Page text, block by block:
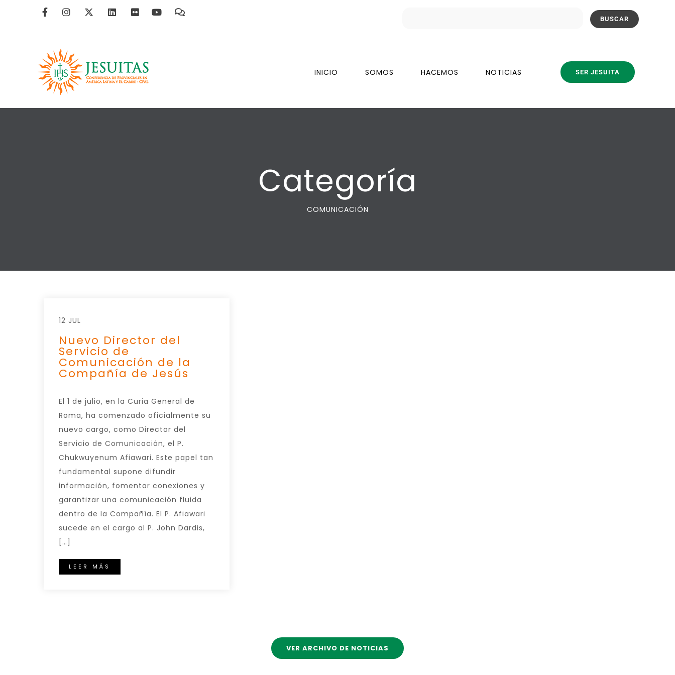
INICIO SOMOS HACEMOS NOTICIAS SER JESUITA
Categoría
COMUNICACIÓN
12 JUL
Nuevo Director del
Servicio de
Comunicación de la
Compañía de Jesús
El 1 de julio, en la Curia General de
Roma, ha comenzado oficialmente su
nuevo cargo, como Director del
Servicio de Comunicación, el P.
Chukwuyenum Afiawari. Este papel tan
fundamental supone difundir
información, fomentar conexiones y
garantizar una comunicación fluida
dentro de la Compañía. El P. Afiawari
sucede en el cargo al P. John Dardis,
[…]
LEER MÁS
VER ARCHIVO DE NOTICIAS